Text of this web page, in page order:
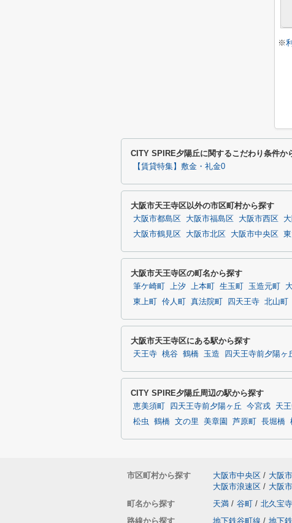
※
CITY SPIRE夕陽丘に関するこだわり条件か
【賃貸特集】敷金・礼金0
大阪市天王寺区以外の市区町村から探す
大阪市都島区 大阪市福島区 大阪市西区
大阪市鶴見区
大阪市北区 大阪市中央区
大阪市天王寺区の町名から探す
筆ケ崎町 上汐 上本町 生玉町 玉造元町
東上町
伶人町 真法院町 四天王寺 北山町
大阪市天王寺区にある駅から探す
天王寺 桃谷 鶴橋 玉造 四天王寺前夕陽ヶ
CITY SPIRE夕陽丘周辺の駅から探す
恵美須町 四天王寺前夕陽ヶ丘 今宮戎 天
松虫
鶴橋 文の里 美章園 芦原町 長堀橋
市区町村から探す 大阪市中央区 / 大阪
大阪市浪速区 / 大阪
町名から探す
天満 / 谷町 / 北久宝
路線から探す
地下鉄谷町線 / 地下